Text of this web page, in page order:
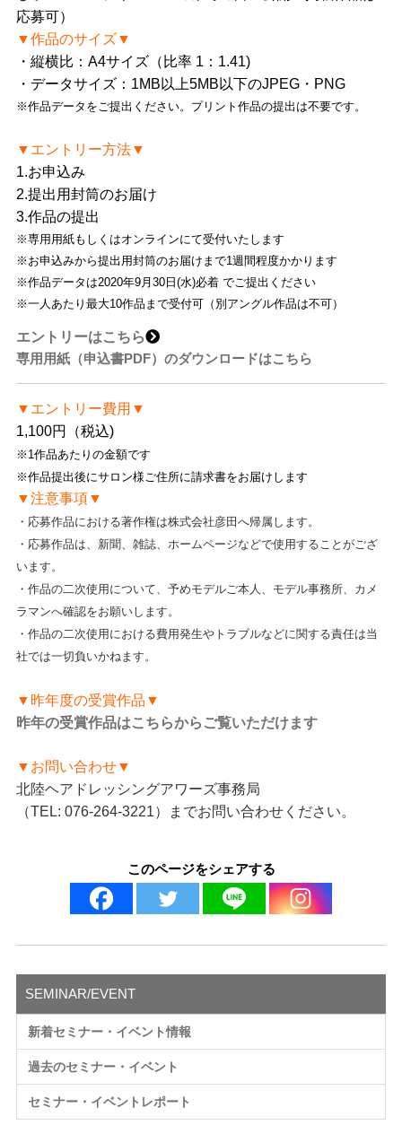
応募可）
▼作品のサイズ▼
・縦横比：A4サイズ（比率 1：1.41)
・データサイズ：1MB以上5MB以下のJPEG・PNG
※作品データをご提出ください。プリント作品の提出は不要です。
▼エントリー方法▼
1.お申込み
2.提出用封筒のお届け
3.作品の提出
※専用用紙もしくはオンラインにて受付いたします
※お申込みから提出用封筒のお届けまで1週間程度かかります
※作品データは2020年9月30日(水)必着 でご提出ください
※一人あたり最大10作品まで受付可（別アングル作品は不可）
エントリーはこちら
専用用紙（申込書PDF）のダウンロードはこちら
▼エントリー費用▼
1,100円（税込)
※1作品あたりの金額です
※作品提出後にサロン様ご住所に請求書をお届けします
▼注意事項▼
・応募作品における著作権は株式会社彦田へ帰属します。
・応募作品は、新聞、雑誌、ホームページなどで使用することがござ
います。
・作品の二次使用について、予めモデルご本人、モデル事務所、カメ
ラマンへ確認をお願いします。
・作品の二次使用における費用発生やトラブルなどに関する責任は当
社では一切負いかねます。
▼昨年度の受賞作品▼
昨年の受賞作品はこちらからご覧いただけます
▼お問い合わせ▼
北陸ヘアドレッシングアワーズ事務局
（TEL: 076-264-3221）までお問い合わせください。
このページをシェアする
SEMINAR/EVENT
新着セミナー・イベント情報
過去のセミナー・イベント
セミナー・イベントレポート